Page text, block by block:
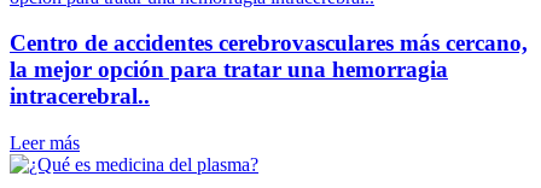
Centro de accidentes cerebrovasculares más cercano,
la mejor opción para tratar una hemorragia
intracerebral..
Leer más